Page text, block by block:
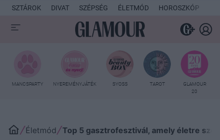
SZTÁROK DIVAT SZÉPSÉG ÉLETMÓD HOROSZKÓP
MANCSPARTY NYEREMÉNYJÁTÉK SYOSS TAROT
GLAMOUR
20
Életmód Top 5 gasztrofesztivál, amely életre